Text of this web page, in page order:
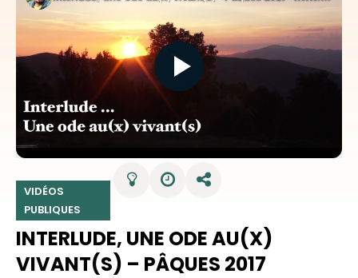
VIDÉOS
PUBLIQUES
INTERLUDE, UNE ODE AU(X)
VIVANT(S) – PÂQUES 2017